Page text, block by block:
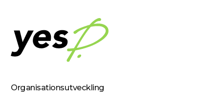
Organisationsutveckling